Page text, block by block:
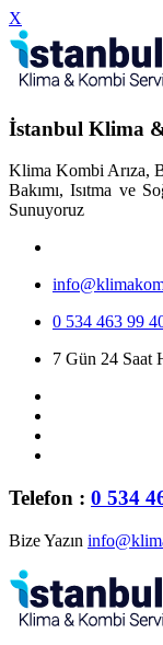
X
İstanbul Klima
Klima Kombi Arıza,
Bakımı, Isıtma ve
Sunuyoruz
0 534 463 99
7 Gün 24 Saat
Telefon : 0 534
Bize Yazın